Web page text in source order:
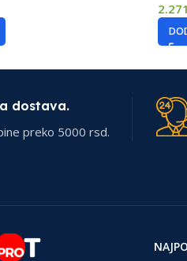
dostava.
preko 5000 rsd.